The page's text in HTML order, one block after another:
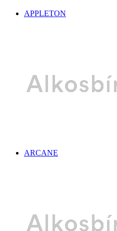
APPLETON
ARCANE